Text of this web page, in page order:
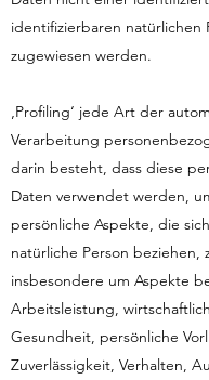
identifizierbaren natürlichen
zugewiesen werden.
‚Profiling‘ jede Art der
Verarbeitung
darin besteht, dass diese
Daten verwendet werden,
persönliche Aspekte, die
natürliche Person beziehen,
insbesondere um Aspekte
Arbeitsleistung,
Gesundheit, persönliche
Zuverlässigkeit, Verhalten,